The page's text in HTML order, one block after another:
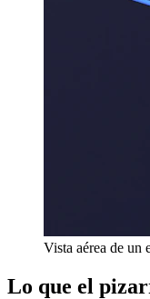
Vista aérea de un
Lo que el